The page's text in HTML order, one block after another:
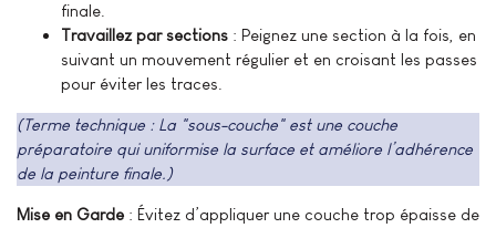
finale.
Travaillez par sections : Peignez une section à la fois, en
suivant un mouvement régulier et en croisant les passes
pour éviter les traces.
(Terme technique : La "sous-couche" est une couche
préparatoire qui uniformise la surface et améliore l’adhérence
de la peinture finale.)
Mise en Garde : Évitez d’appliquer une couche trop épaisse de